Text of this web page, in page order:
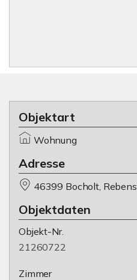
Objektart
Wohnung
Adresse
46399 Bocholt,
Objektdaten
Objekt-Nr.
21260722
Zimmer